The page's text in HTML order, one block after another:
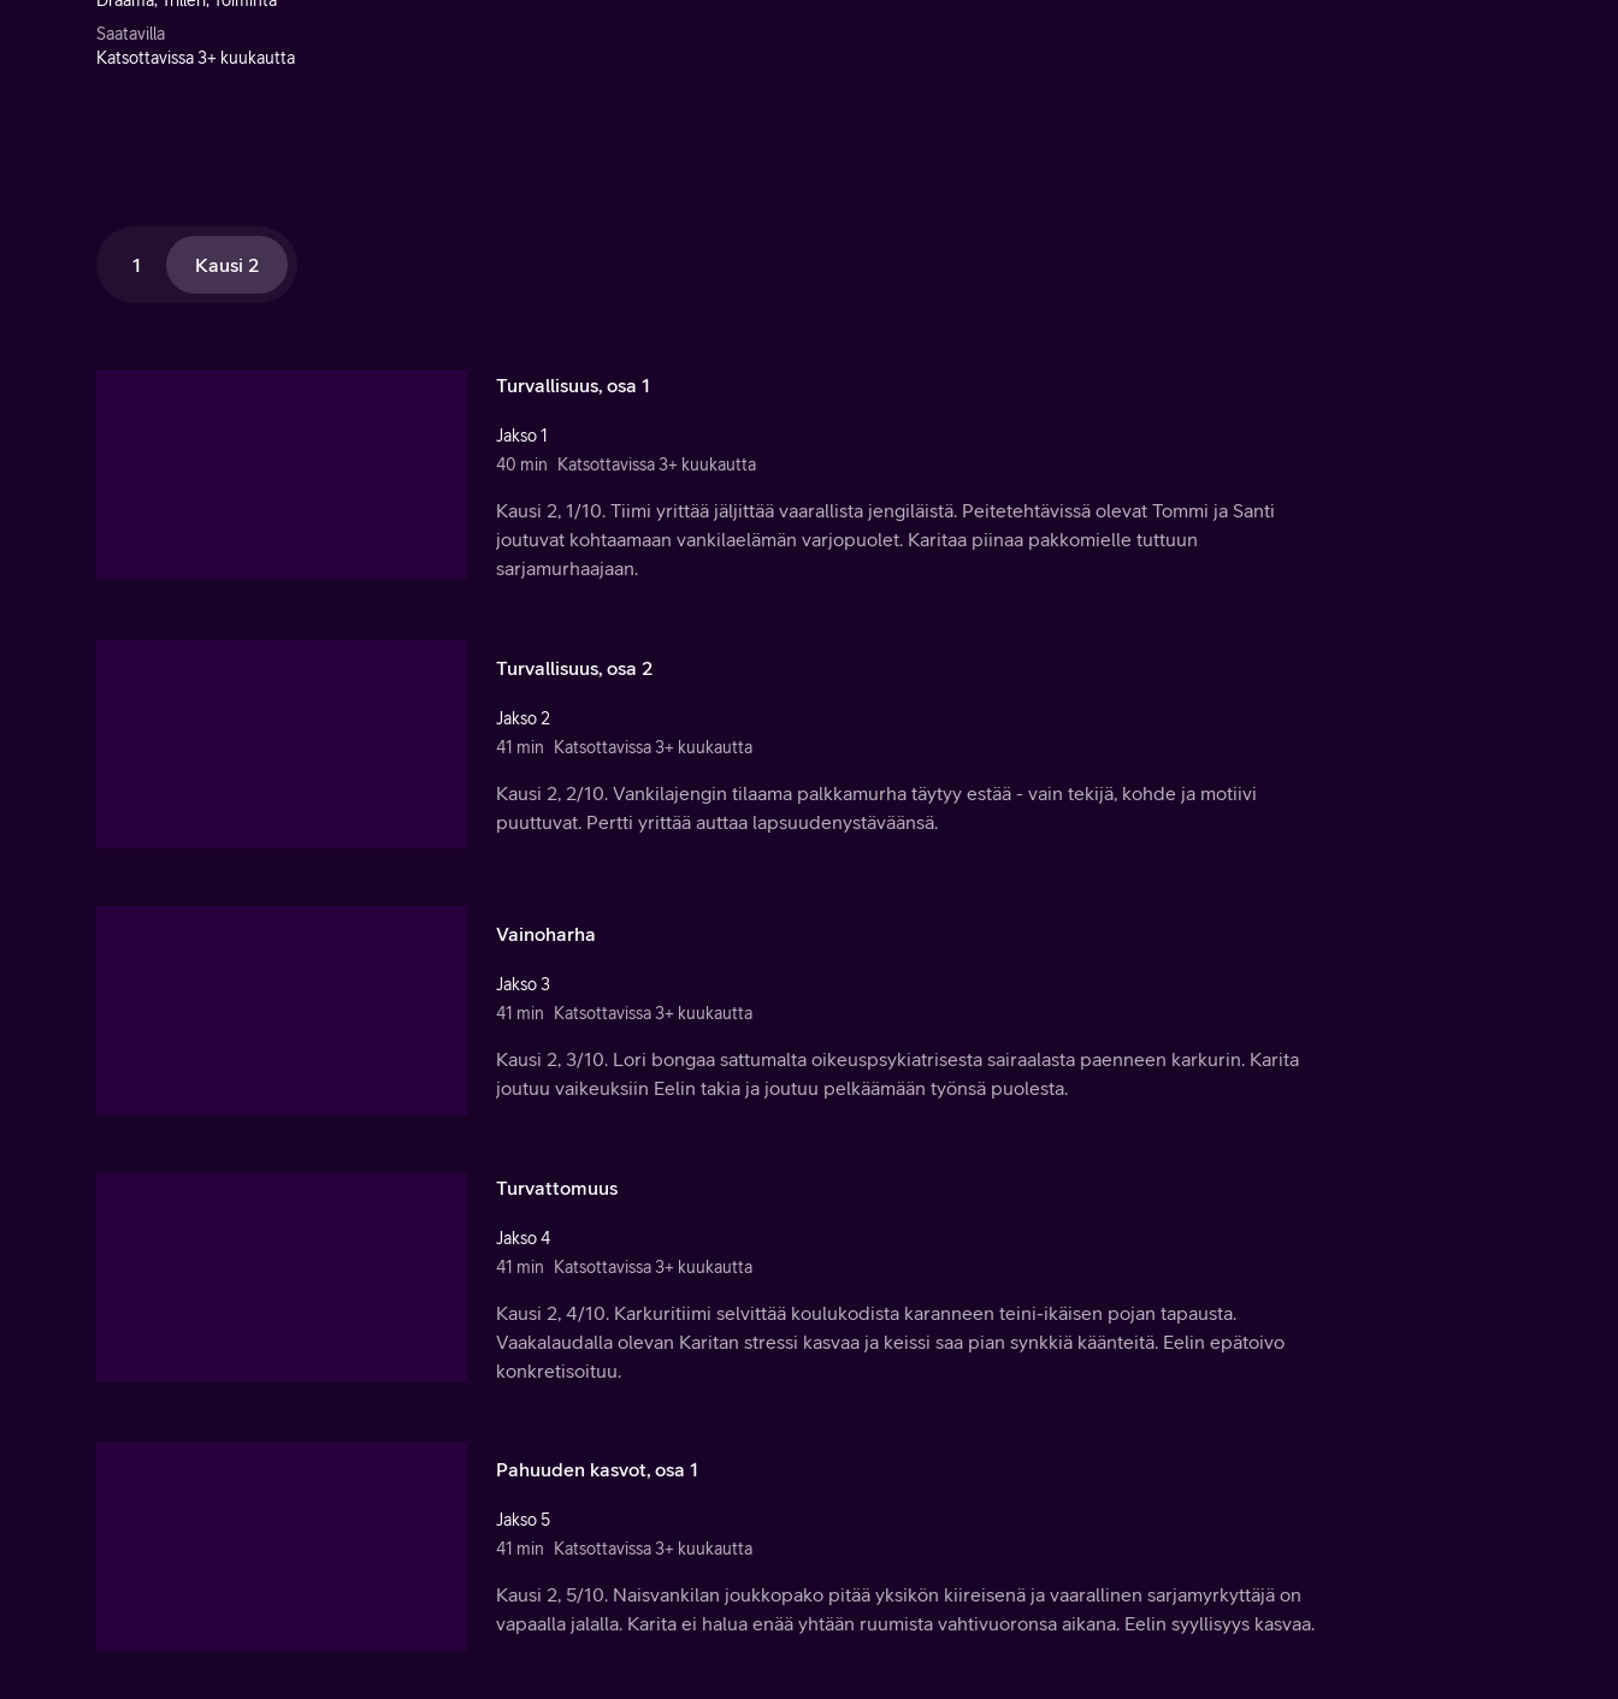
Saatavilla
Katsottavissa 3+ kuukautta
1 Kausi 2
Turvallisuus, osa 1
Jakso 1
40 min
Katsottavissa 3+ kuukautta
Kausi 2, 1/10. Tiimi yrittää jäljittää vaarallista jengiläistä. Peitetehtävissä olevat Tommi ja Santi
joutuvat kohtaamaan vankilaelämän varjopuolet. Karitaa piinaa pakkomielle tuttuun
sarjamurhaajaan.
Turvallisuus, osa 2
Jakso 2
41 min
Katsottavissa 3+ kuukautta
Kausi 2, 2/10. Vankilajengin tilaama palkkamurha täytyy estää - vain tekijä, kohde ja motiivi
puuttuvat. Pertti yrittää auttaa lapsuudenystäväänsä.
Vainoharha
Jakso 3
41 min
Katsottavissa 3+ kuukautta
Kausi 2, 3/10. Lori bongaa sattumalta oikeuspsykiatrisesta sairaalasta paenneen karkurin. Karita
joutuu vaikeuksiin Eelin takia ja joutuu pelkäämään työnsä puolesta.
Turvattomuus
Jakso 4
41 min
Katsottavissa 3+ kuukautta
Kausi 2, 4/10. Karkuritiimi selvittää koulukodista karanneen teini-ikäisen pojan tapausta.
Vaakalaudalla olevan Karitan stressi kasvaa ja keissi saa pian synkkiä käänteitä. Eelin epätoivo
konkretisoituu.
Pahuuden kasvot, osa 1
Jakso 5
41 min
Katsottavissa 3+ kuukautta
Kausi 2, 5/10. Naisvankilan joukkopako pitää yksikön kiireisenä ja vaarallinen sarjamyrkyttäjä on
vapaalla jalalla. Karita ei halua enää yhtään ruumista vahtivuoronsa aikana. Eelin syyllisyys kasvaa.